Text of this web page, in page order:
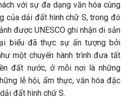
với sự đa dạng văn hóa cùng
của dải đất hình chữ S, trong đó
được UNESCO ghi nhận di sản
biểu đã thực sự ấn tượng bởi
một chuyến hành trình đưa tất
đất nước, ở mỗi nơi là những
lễ hội, ẩm thực, văn hóa đặc
đất hình chữ S.